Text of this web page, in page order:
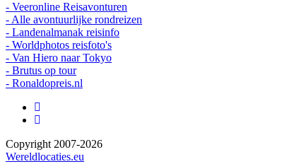
- Veeronline Reisavonturen
- Alle avontuurlijke rondreizen
- Landenalmanak reisinfo
- Worldphotos reisfoto's
- Van Hiero naar Tokyo
- Brutus op tour
- Ronaldopreis.nl
Copyright 2007-2026
Wereldlocaties.eu